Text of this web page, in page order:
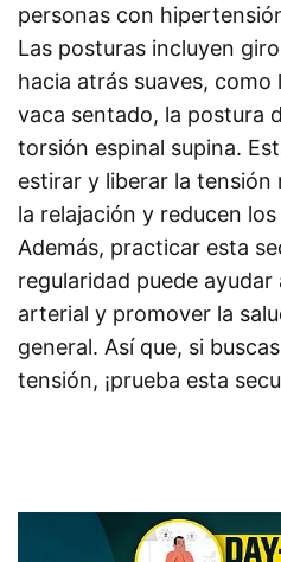
personas con
Las posturas incluyen
hacia atrás suaves,
vaca sentado, la postura
torsión espinal supina.
estirar y liberar la tensión
la relajación y reducen
Además, practicar esta
regularidad puede ayudar
arterial y promover la
general. Así que, si
tensión, ¡prueba esta